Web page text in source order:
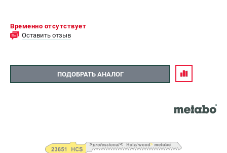
Временно отсутствует
Оставить отзыв
ПОДОБРАТЬ АНАЛОГ